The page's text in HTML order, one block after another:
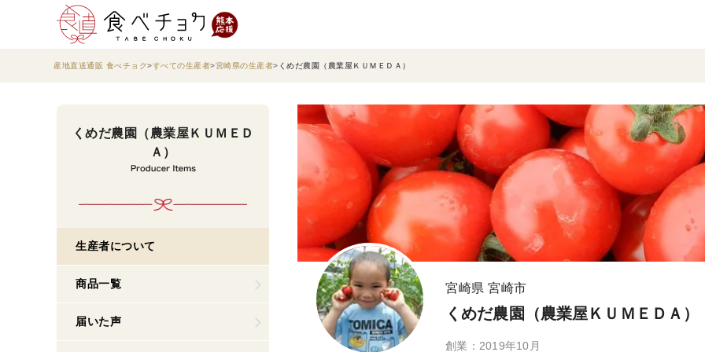
産地直送通販 食べチョク すべての生産者 宮崎県の生産者 くめだ農園（農業屋ＫＵＭＥＤＡ）
宮崎県 宮崎市
くめだ農園（農業屋ＫＵＭＥＤＡ）
創業：2019年10月
くめだ農園（農業屋ＫＵＭＥＤ
Ａ）
生産者について
商品一覧
届いた声